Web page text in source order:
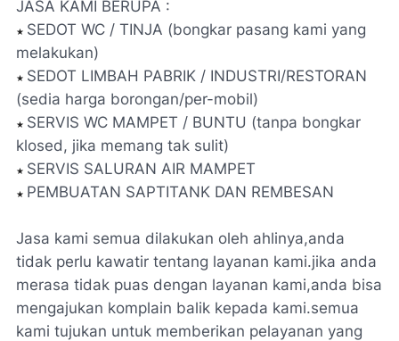
JASA KAMI BERUPA :
★ SEDOT WC / TINJA (bongkar pasang kami yang
melakukan)
★ SEDOT LIMBAH PABRIK / INDUSTRI/RESTORAN
(sedia harga borongan/per-mobil)
★ SERVIS WC MAMPET / BUNTU (tanpa bongkar
klosed, jika memang tak sulit)
★ SERVIS SALURAN AIR MAMPET
★ PEMBUATAN SAPTITANK DAN REMBESAN
Jasa kami semua dilakukan oleh ahlinya,anda
tidak perlu kawatir tentang layanan kami.jika anda
merasa tidak puas dengan layanan kami,anda bisa
mengajukan komplain balik kepada kami.semua
kami tujukan untuk memberikan pelayanan yang